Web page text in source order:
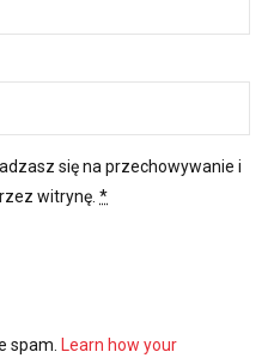
się na przechowywanie i
witrynę. *
spam. Learn how your